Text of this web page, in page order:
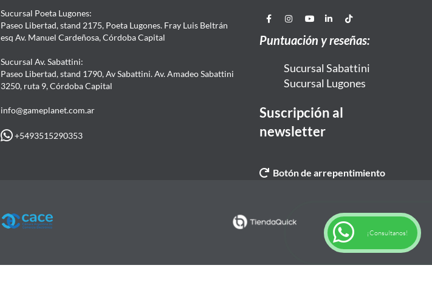
Sucursal Poeta Lugones:
Paseo Libertad, stand 2175, Poeta Lugones. Fray Luis Beltrán
esq Av. Manuel Cardeñosa, Córdoba Capital
Sucursal Av. Sabattini:
Paseo Libertad, stand 1790, Av Sabattini. Av. Amadeo Sabattini
3250, ruta 9, Córdoba Capital
info@gameplanet.com.ar
+5493515290353
Puntuación y reseñas:
Sucursal Sabattini
Sucursal Lugones
Suscripción al
newsletter
Botón de arrepentimiento
¡Consultanos!